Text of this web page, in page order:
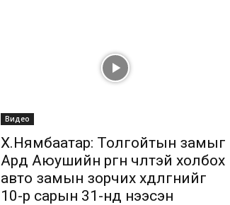
Видео
Х.Нямбаатар: Толгойтын замыг
Ард Аюушийн өргөн чөлөөтэй холбох
авто замын зорчих хөдөлгөөнийг
10-р сарын 31-нд нээсэн